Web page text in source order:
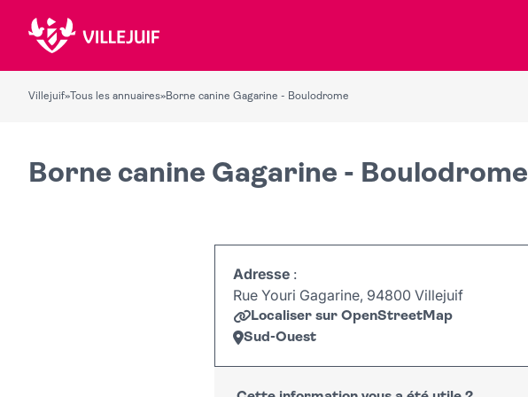
Villejuif» Tous les annuaires»Borne canine Gagarine - Boulodrome
Borne canine Gagarine - Boulodrome
Adresse :
Rue Youri Gagarine, 94800 Villejuif
Localiser sur OpenStreetMap
Sud-Ouest
+